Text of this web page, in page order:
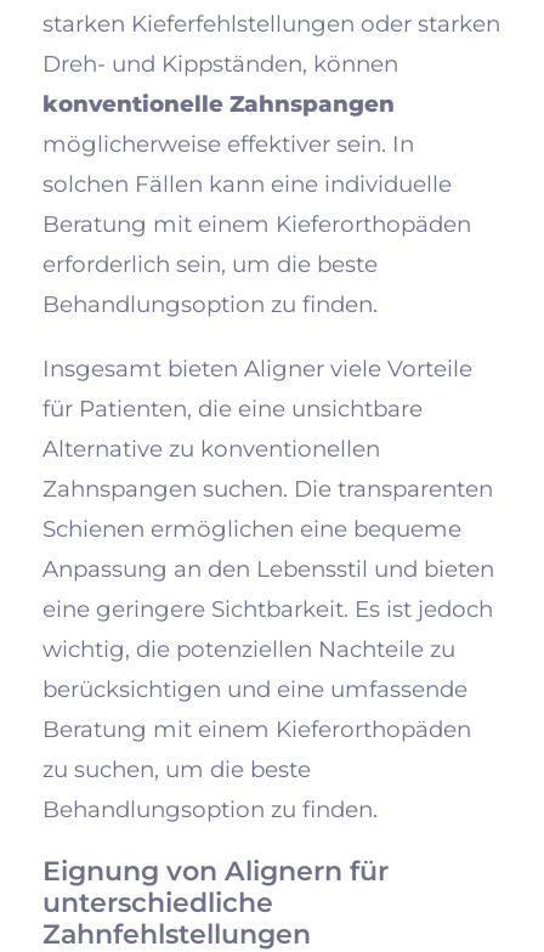
starken Kieferfehlstellungen oder starken
Dreh- und Kippständen, können
konventionelle Zahnspangen
möglicherweise effektiver sein. In
solchen Fällen kann eine individuelle
Beratung mit einem Kieferorthopäden
erforderlich sein, um die beste
Behandlungsoption zu finden.
Insgesamt bieten Aligner viele Vorteile
für Patienten, die eine unsichtbare
Alternative zu konventionellen
Zahnspangen suchen. Die transparenten
Schienen ermöglichen eine bequeme
Anpassung an den Lebensstil und bieten
eine geringere Sichtbarkeit. Es ist jedoch
wichtig, die potenziellen Nachteile zu
berücksichtigen und eine umfassende
Beratung mit einem Kieferorthopäden
zu suchen, um die beste
Behandlungsoption zu finden.
Eignung von Alignern für
unterschiedliche
Zahnfehlstellungen